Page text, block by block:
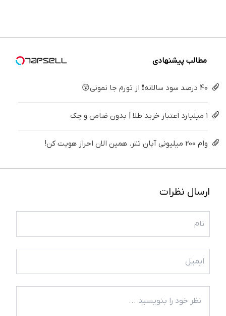
کن
کننده
مطالب پیشنهادی
40 درصد سود سالانه❗ از تورم جا نمونی😲
۱ میلیارد اعتبار خرید طلا | بدون ضامن و چک
وام 200 میلیونی آبان تتر. همین الان احراز هویت کن!
ارسال نظرات